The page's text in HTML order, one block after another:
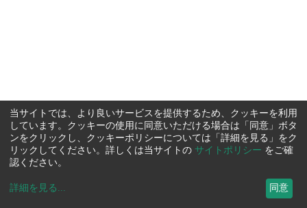
当サイトでは、より良いサービスを提供するため、クッキーを利用
しています。クッキーの使用に同意いただける場合は「同意」ボタ
ンをクリックし、クッキーポリシーについては「詳細を見る」をク
リックしてください。詳しくは当サイトの サイトポリシー をご確
認ください。
詳細を見る ... 同意